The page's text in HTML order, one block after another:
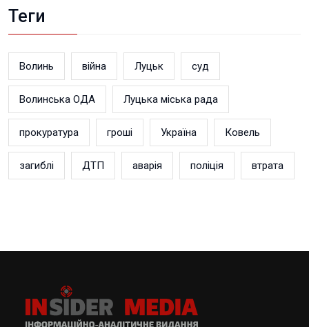
Теги
Волинь війна Луцьк суд
Волинська ОДА Луцька міська рада
прокуратура гроші Україна Ковель
загиблі ДТП аварія поліція втрата